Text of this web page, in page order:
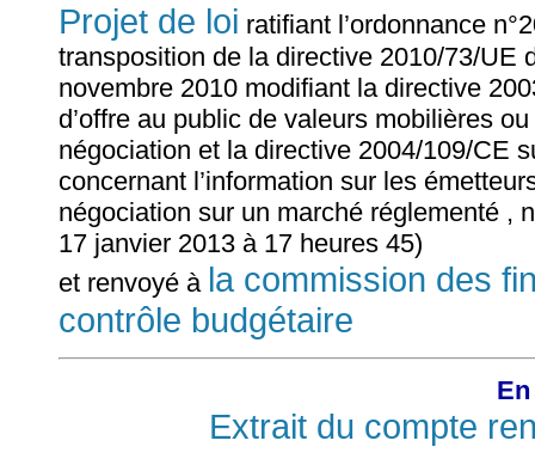
Projet de loi ratifiant l’ordonnance
transposition de la directive 2010/73/UE
novembre 2010 modifiant la directive
d’offre au public de valeurs mobilières
négociation et la directive 2004/109/CE
concernant l’information sur les
négociation sur un marché réglementé ,
17 janvier 2013 à 17 heures 45)
et renvoyé à la commission des
contrôle budgétaire
Extrait du compte